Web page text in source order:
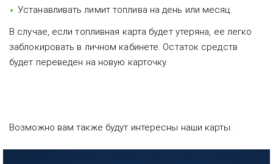
Устанавливать лимит топлива на день или месяц.
В случае, если топливная карта будет утеряна, ее легко
заблокировать в личном кабинете. Остаток средств
будет переведен на новую карточку.
Возможно вам также будут интересны наши карты: